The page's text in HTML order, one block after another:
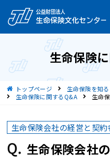
生命保険
現在位置トップページ 生命保険を知
生命保険に関するQ&A
生命
生命保険会社の経営と契
生命保険会社